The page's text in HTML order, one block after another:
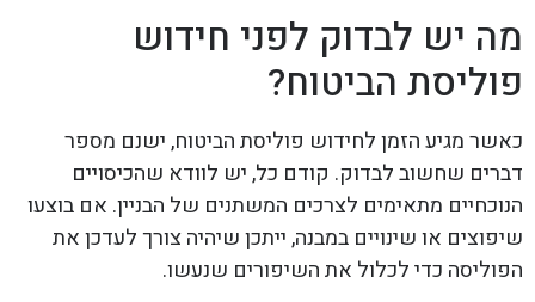
מה יש לבדוק לפני חידוש
פוליסת הביטוח?
כאשר מגיע הזמן לחידוש פוליסת הביטוח, ישנם מספר
דברים שחשוב לבדוק. קודם כל, יש לוודא שהכיסויים
הנוכחיים מתאימים לצרכים המשתנים של הבניין. אם בוצעו
שיפוצים או שינויים במבנה, ייתכן שיהיה צורך לעדכן את
הפוליסה כדי לכלול את השיפורים שנעשו.